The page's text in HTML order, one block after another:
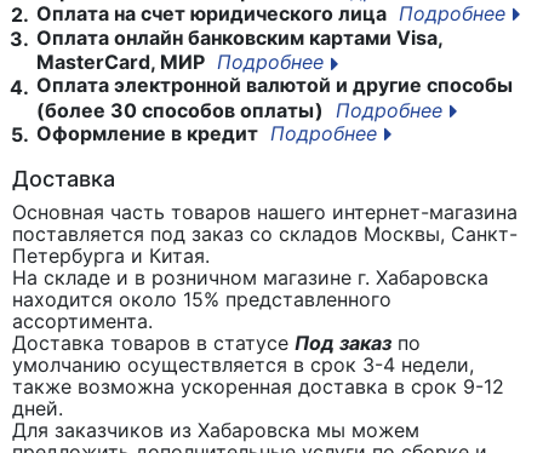
2. Оплата на счет юридического лица Подробнее
3. Оплата онлайн банковским картами Visa,
MasterCard, МИР Подробнее
4. Оплата электронной валютой и другие способы
(более 30 способов оплаты)
Подробнее
5. Оформление в кредит Подробнее
Доставка
Основная часть товаров нашего интернет-магазина
поставляется под заказ со складов Москвы, Санкт-
Петербурга и Китая.
На складе и в розничном магазине г. Хабаровска
находится около 15% представленного
ассортимента.
Доставка товаров в статусе Под заказ по
умолчанию осуществляется в срок 3-4 недели,
также возможна ускоренная доставка в срок 9-12
дней.
Для заказчиков из Хабаровска мы можем